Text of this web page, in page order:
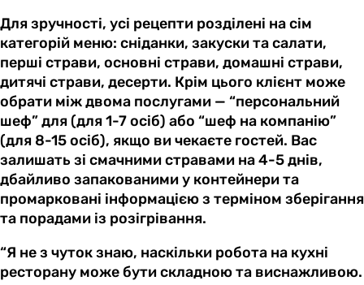
Для зручності, усі рецепти розділені на сім
категорій меню: сніданки, закуски та салати,
перші страви, основні страви, домашні страви,
дитячі страви, десерти. Крім цього клієнт може
обрати між двома послугами — “персональний
шеф” для (для 1-7 осіб) або “шеф на компанію”
(для 8-15 осіб), якщо ви чекаєте гостей. Вас
залишать зі смачними стравами на 4-5 днів,
дбайливо запакованими у контейнери та
промарковані інформацією з терміном зберігання
та порадами із розігрівання.
“Я не з чуток знаю, наскільки робота на кухні
ресторану може бути складною та виснажливою.